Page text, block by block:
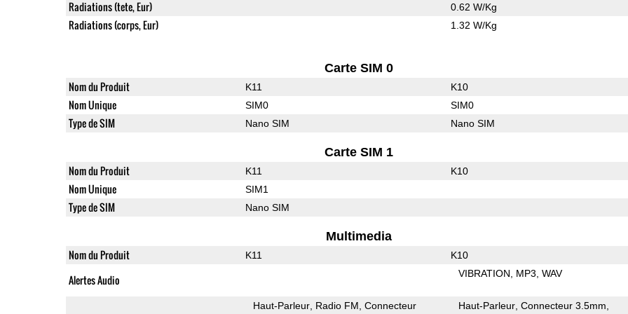
Radiations (tete, Eur) 0.62 W/Kg
Radiations (corps, Eur) 1.32 W/Kg
Carte SIM 0
Nom du Produit K11 K10
Nom Unique SIM0 SIM0
Type de SIM Nano SIM Nano SIM
Carte SIM 1
Nom du Produit K11 K10
Nom Unique SIM1
Type de SIM Nano SIM
Multimedia
Nom du Produit K11 K10
Alertes Audio VIBRATION MP3 WAV
Haut-Parleur Radio FM Connecteur
Haut-Parleur Connecteur 3.5mm